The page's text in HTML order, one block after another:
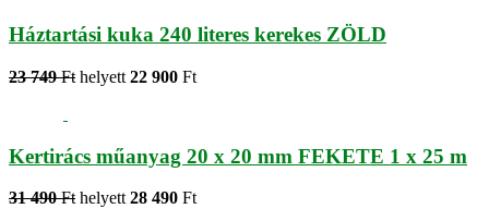
Háztartási kuka 240 literes kerekes ZÖLD
23 749 Ft helyett 22 900 Ft
Kertirács műanyag 20 x 20 mm FEKETE 1 x 25 m
31 490 Ft helyett 28 490 Ft